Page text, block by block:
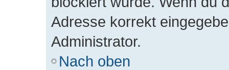
Adresse korrekt
Administrator.
Nach oben